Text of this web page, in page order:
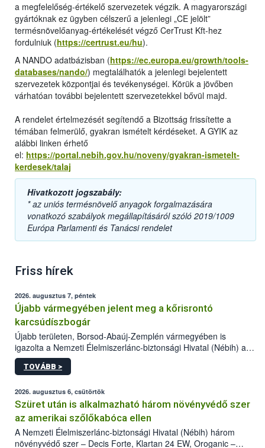
a megfelelőség-értékelő szervezetek végzik. A magyarországi
gyártóknak ez ügyben célszerű a jelenlegi „CE jelölt”
termésnövelőanyag-értékelését végző CerTrust Kft-hez
fordulniuk (https://certrust.eu/hu).
A NANDO adatbázisban (https://ec.europa.eu/growth/tools-
databases/nando/) megtalálhatók a jelenlegi bejelentett
szervezetek központjai és tevékenységei. Körük a jövőben
várhatóan további bejelentett szervezetekkel bővül majd.
A rendelet értelmezését segítendő a Bizottság frissítette a
témában felmerülő, gyakran ismételt kérdéseket. A GYIK az
alábbi linken érhető
el: https://portal.nebih.gov.hu/noveny/gyakran-ismetelt-
kerdesek/talaj
Hivatkozott jogszabály:
* az uniós termésnövelő anyagok forgalmazására
vonatkozó szabályok megállapításáról szóló 2019/1009
Európa Parlamenti és Tanácsi rendelet
Friss hírek
2026. augusztus 7, péntek
Újabb vármegyében jelent meg a kőrisrontó
karcsúdíszbogár
Újabb területen, Borsod-Abaúj-Zemplén vármegyében is
igazolta a Nemzeti Élelmiszerlánc-biztonsági Hivatal (Nébih) a
kőrisrontó karcsúdíszbogár (Agrilus planipennis) jelenlétét. A
kártevőt nem csak színcsapdában találták meg, de már fertőzött
az intenzív felderítést, emellett az intézkedéseket a szlovák
hatósággal is összehangolják a terjedés megállítása érdekében.
TOVÁBB >
2026. augusztus 6, csütörtök
Szüret után is alkalmazható három növényvédő szer
az amerikai szőlőkabóca ellen
A Nemzeti Élelmiszerlánc-biztonsági Hivatal (Nébih) három
növényvédő szer – Decis Forte, Klartan 24 EW, Oroganic –